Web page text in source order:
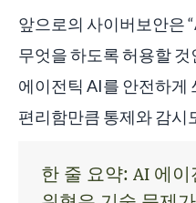
앞으로의 사이버보안은
무엇을 하도록 허용할
에이전틱 AI를 안전하게
편리함만큼 통제와 감시
한 줄 요약: AI 에